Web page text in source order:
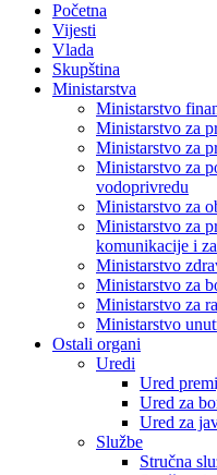
Početna
Vijesti
Vlada
Skupština
Ministarstva
Ministarstvo
Ministarstvo za
Ministarstvo za
Ministarstvo za
vodoprivredu
Ministarstvo za
Ministarstvo za
komunikacije i
Ministarstvo
Ministarstvo za
Ministarstvo za
Ministarstvo
Ostali organi
Uredi
Ured
Ured za
Ured za
Službe
Stručna